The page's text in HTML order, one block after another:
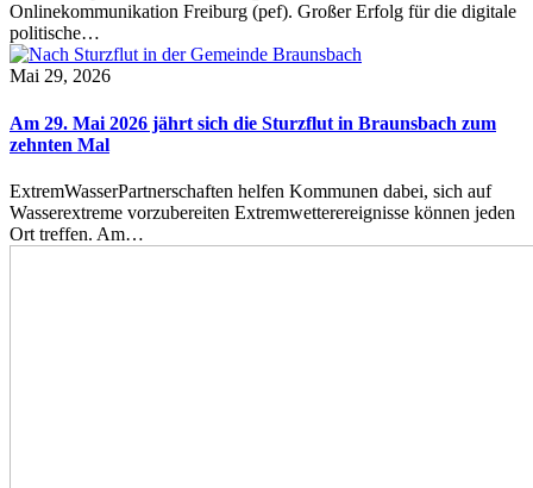
Onlinekommunikation Freiburg (pef). Großer Erfolg für die digitale
politische…
Mai 29, 2026
Am 29. Mai 2026 jährt sich die Sturzflut in Braunsbach zum
zehnten Mal
ExtremWasserPartnerschaften helfen Kommunen dabei, sich auf
Wasserextreme vorzubereiten Extremwetterereignisse können jeden
Ort treffen. Am…